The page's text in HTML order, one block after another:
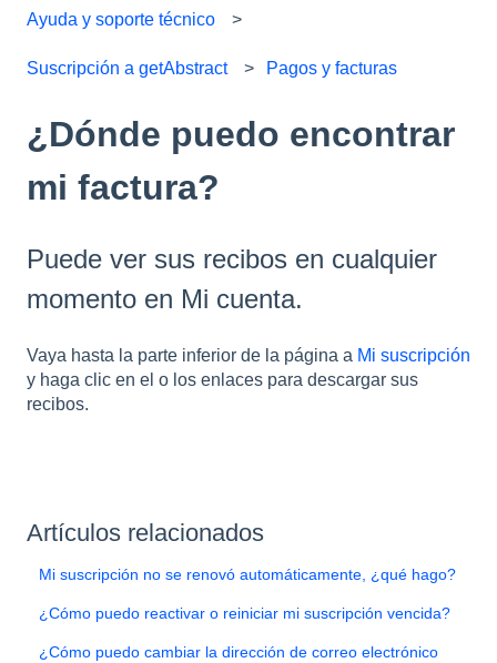
Ayuda y soporte técnico
Suscripción a getAbstract Pagos y facturas
¿Dónde puedo encontrar
mi factura?
Puede ver sus recibos en cualquier
momento en Mi cuenta.
Vaya hasta la parte inferior de la página a Mi suscripción
y haga clic en el o los enlaces para descargar sus
recibos.
Artículos relacionados
Mi suscripción no se renovó automáticamente, ¿qué hago?
¿Cómo puedo reactivar o reiniciar mi suscripción vencida?
¿Cómo puedo cambiar la dirección de correo electrónico